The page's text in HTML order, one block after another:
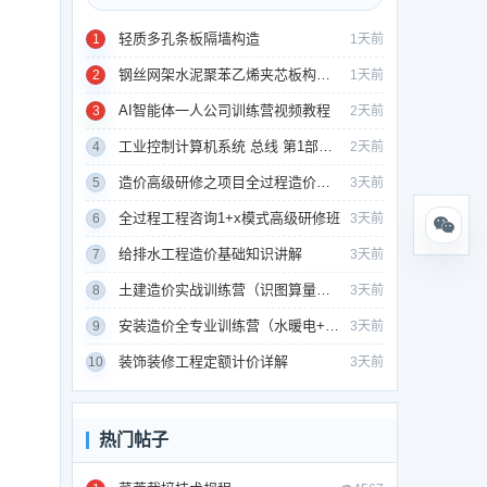
1 轻质多孔条板隔墙构造 1天前
2 1天前
3 AI智能体一人公司训练营视频教程 2天前
4 2天前
5 3天前
6 全过程工程咨询1+x模式高级研修班 3天前
7 给排水工程造价基础知识讲解 3天前
8 3天前
9 3天前
10 装饰装修工程定额计价详解 3天前
热门帖子